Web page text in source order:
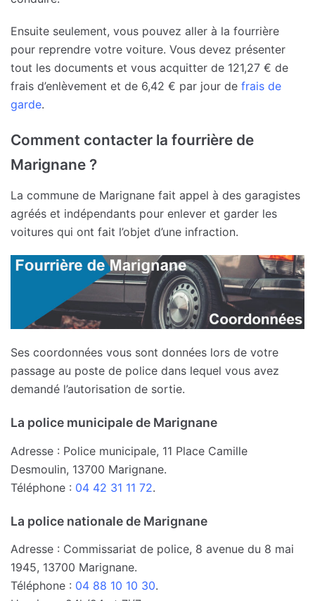
Ensuite seulement, vous pouvez aller à la fourrière
pour reprendre votre voiture. Vous devez présenter
tout les documents et vous acquitter de 121,27 € de
frais d’enlèvement et de 6,42 € par jour de frais de
garde.
Comment contacter la fourrière de
Marignane ?
La commune de Marignane fait appel à des garagistes
agréés et indépendants pour enlever et garder les
voitures qui ont fait l’objet d’une infraction.
Ses coordonnées vous sont données lors de votre
passage au poste de police dans lequel vous avez
demandé l’autorisation de sortie.
La police municipale de Marignane
Adresse : Police municipale, 11 Place Camille
Desmoulin, 13700 Marignane.
Téléphone : 04 42 31 11 72.
La police nationale de Marignane
Adresse : Commissariat de police, 8 avenue du 8 mai
1945, 13700 Marignane.
Téléphone : 04 88 10 10 30.